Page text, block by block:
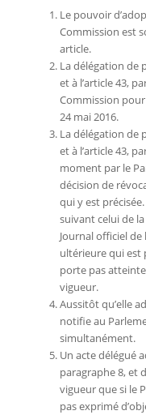
Le pouvoir
Commission est
article.
La délégation de
et à l’article 43,
Commission
24 mai 2016.
La délégation de
et à l’article 43,
moment par le
décision de
qui y est
suivant celui de
Journal officiel
ultérieure qui est
porte pas
vigueur.
Aussitôt qu’elle
notifie au
simultanément.
Un acte délégué
paragraphe 8, et
vigueur que si le
pas exprimé